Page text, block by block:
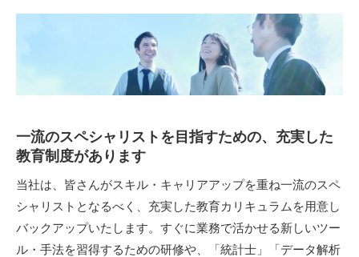
一流のスペシャリストを目指すための、充実した
教育制度があります
当社は、皆さんがスキル・キャリアアップを重ね一流のスペ
シャリストとなるべく、充実した教育カリキュラムを用意し
バックアップいたします。すぐに業務で活かせる新しいツー
ル・手法を習得するための研修や、「統計士」「データ解析